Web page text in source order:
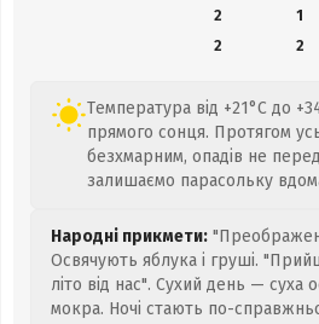
2
1
2
2
Температура від +21°C до
прямого сонця. Протягом
безхмарним, опадів не
залишаємо парасольку
Народні прикмети:
Освячують яблука і груші.
літо від нас". Сухий день — суха
мокра. Ночі стають по-